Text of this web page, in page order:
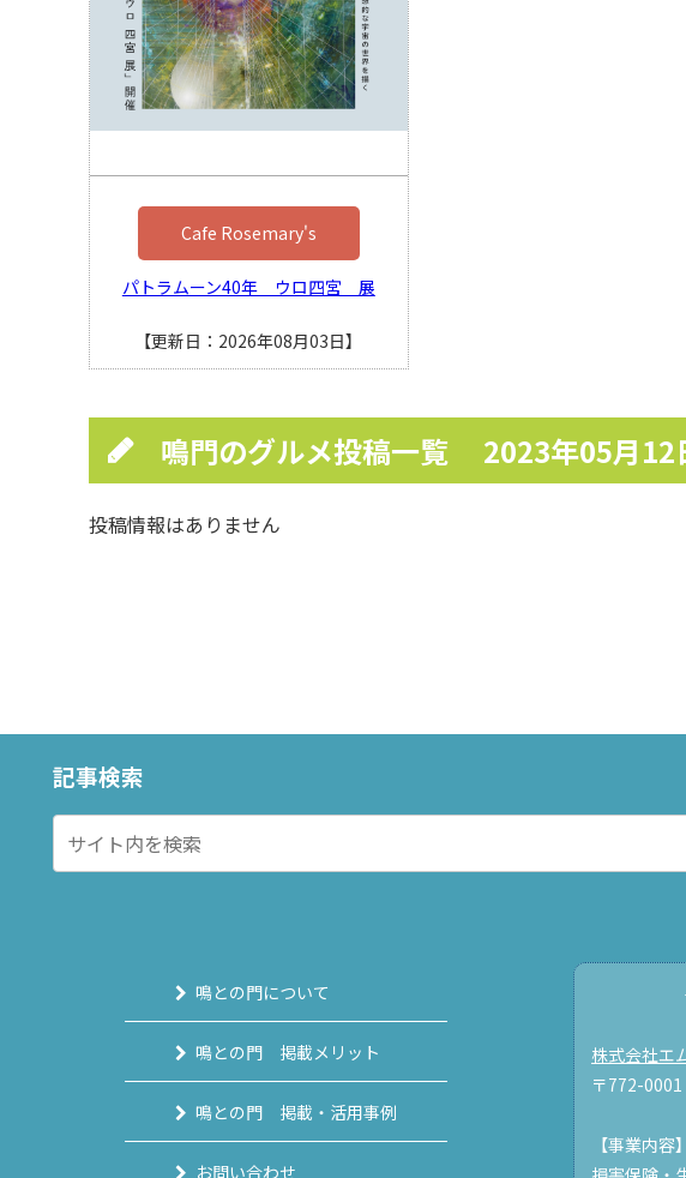
Cafe Rosemary's
パトラムーン40年 ウロ四宮 展
【更新日：2026年08月03日】
鳴門のグルメ投稿一覧 2023年05月12
投稿情報はありません
記事検索
鳴との門について
鳴との門 掲載メリット
鳴との門 掲載・活用事例
お問い合わせ
株式会社エ
〒772-
【事業内容】